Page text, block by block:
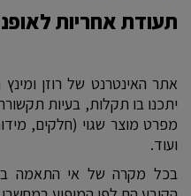
תעודת אחריות
אתר האינטרנט של רוזן ומינץ
יתכנו בו תקלות, בעיות
מפרט מוצר שגוי (חלקים,
ועוד.
בכל מקרה של אי התאמה